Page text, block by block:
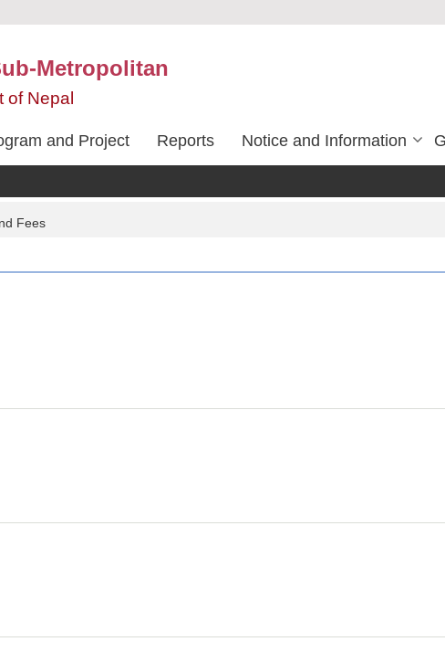
Metropolitan
of Nepal
and Project Reports Notice and Information
Fees